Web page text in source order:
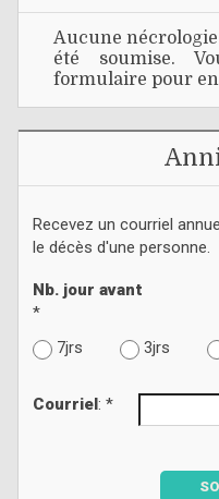
Aucune
été soumise.
formulaire pour
Recevez un courriel
le décès d'une personne.
Nb. jour avant
*
7jrs
3jrs
Courriel : *